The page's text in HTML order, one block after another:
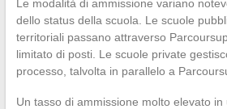
Le modalità di ammissione variano
dello status della scuola. Le scuole
territoriali passano attraverso
limitato di posti. Le scuole private
processo, talvolta in parallelo a
Un tasso di ammissione molto elevato